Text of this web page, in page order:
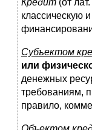
Кредит (от лат.
классическую
Субъектом
или
денежных
требованиям,
правило,